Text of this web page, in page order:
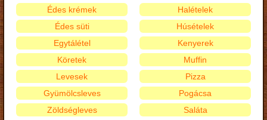
Édes krémek
Édes süti
Egytálétel
Halételek
Húsételek
Kenyerek
Köretek
Levesek
Gyümölcsleves
Zöldségleves
Muffin
Pizza
Pogácsa
Saláta